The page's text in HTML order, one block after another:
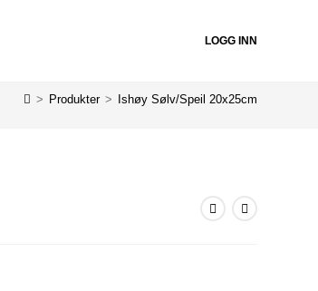
LOGG INN
> Produkter > Ishøy Sølv/Speil 20x25cm